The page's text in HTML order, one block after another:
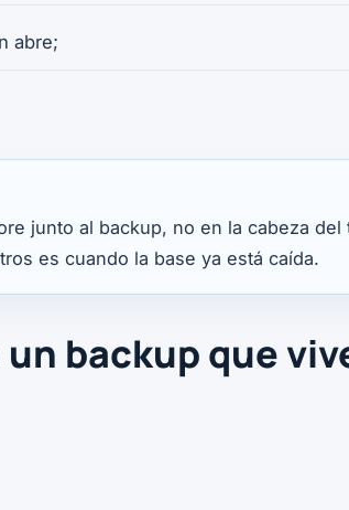
abre;
junto al backup, no en la cabeza del
es cuando la base ya está caída.
backup que